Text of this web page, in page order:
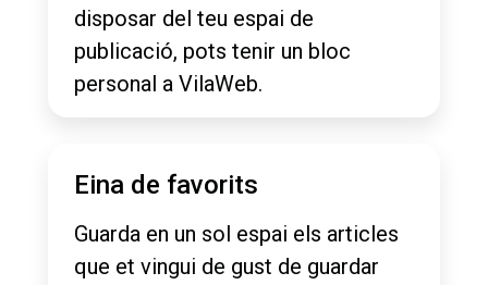
disposar del teu espai de
publicació, pots tenir un bloc
personal a VilaWeb.
Eina de favorits
Guarda en un sol espai els articles
que et vingui de gust de guardar